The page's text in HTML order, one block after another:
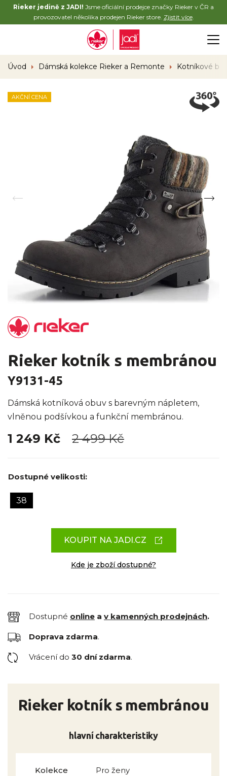
Rieker jedině z JADI! Jsme oficiální prodejce značky Rieker v ČR a
provozovatel několika prodejen Rieker store. Zjistit více.
Úvod Dámská kolekce Rieker a Remonte Kotníkové
AKČNÍ CENA
Rieker kotník s membránou
Y9131-45
Dámská kotníková obuv s barevným nápletem,
vlněnou podšívkou a funkční membránou.
1 249 Kč 2 499 Kč
Dostupné velikosti:
38
KOUPIT NA JADI.CZ
Kde je zboží dostupné?
Dostupné online a v kamenných prodejnách.
Doprava zdarma.
Vrácení do 30 dní zdarma.
Rieker kotník s membránou
hlavní charakteristiky
Kolekce
Pro ženy